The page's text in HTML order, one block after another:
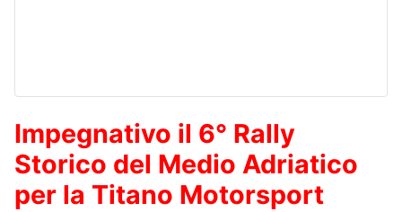
Impegnativo il 6° Rally
Storico del Medio Adriatico
per la Titano Motorsport